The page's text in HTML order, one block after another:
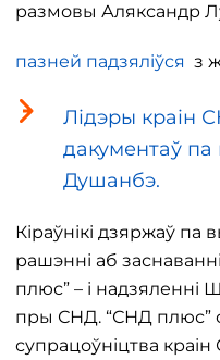
размовы Аляксандр
пазней падзяліўся з
Лідэры краін
дакументаў па
Душанбэ.
Кіраўнікі дзяржаў па
рашэнні аб
плюс” – і надзяленні
пры СНД. “СНД плюс”
супрацоўніцтва